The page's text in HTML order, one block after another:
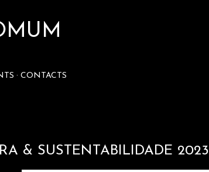
CONTACTS
& SUSTENTABILIDADE 2023